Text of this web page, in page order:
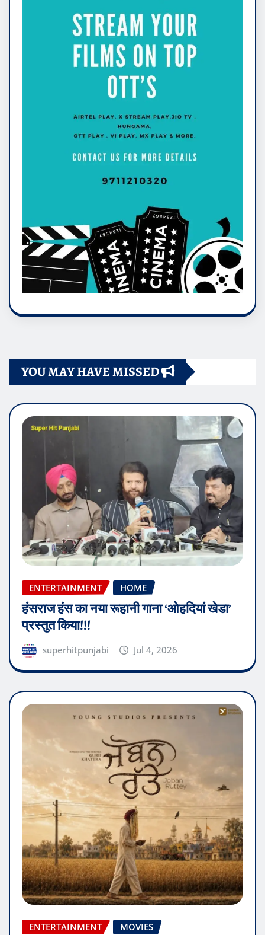
YOU MAY HAVE MISSED
ENTERTAINMENT HOME
हंसराज हंस का नया रूहानी गाना ‘ओहदियां खेडा’
प्रस्तुत किया!!!
superhitpunjabi Jul 4, 2026
ENTERTAINMENT MOVIES